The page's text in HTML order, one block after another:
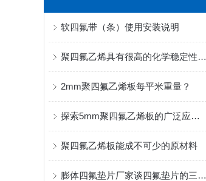
软四氟带（条）使用安装说明
聚四氟乙烯具有很高的化学稳定性和优异的耐化学腐蚀性
2mm聚四氟乙烯板每平米重量？
探索5mm聚四氟乙烯板的广泛应用领域及市场前景
聚四氟乙烯板能成不可少的原材料
膨体四氟垫片厂家谈四氟垫片的三种常见类别